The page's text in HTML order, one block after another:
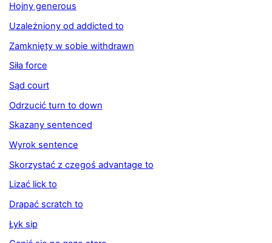
Hojny generous
Uzależniony od addicted to
Zamknięty w sobie withdrawn
Siła force
Sąd court
Odrzucić turn to down
Skazany sentenced
Wyrok sentence
Skorzystać z czegoś advantage to
Lizać lick to
Drapać scratch to
Łyk sip